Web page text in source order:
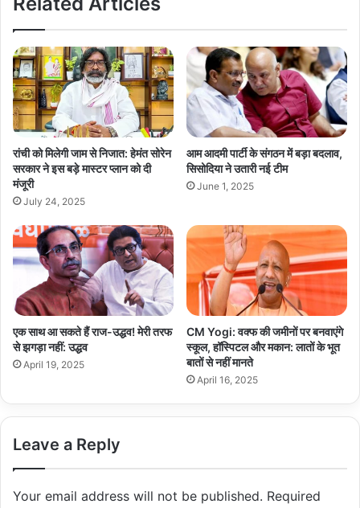
रांची को मिलेगी जाम से निजात: हेमंत सोरेन
सरकार ने इस बड़े मास्टर प्लान को दी
मंजूरी
July 24, 2025
आम आदमी पार्टी के संगठन में बड़ा बदलाव,
सिसोदिया ने उतारी नई टीम
June 1, 2025
एक साथ आ सकते हैं राज-उद्धव! मेरी तरफ
से झगड़ा नहीं: उद्धव
April 19, 2025
CM Yogi: वक्फ की जमीनों पर बनवाएंगे
स्कूल, हॉस्पिटल और मकान: लातों के भूत
बातों से नहीं मानते
April 16, 2025
Leave a Reply
Your email address will not be published. Required